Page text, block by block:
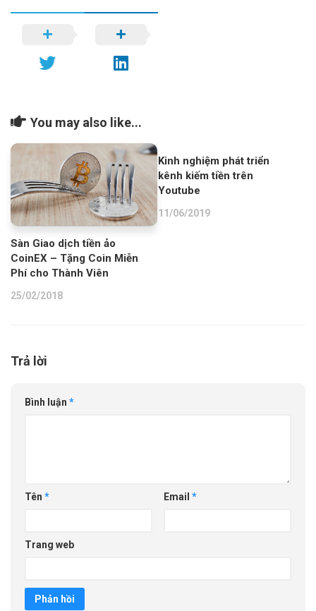
You may also like...
Sàn Giao dịch tiền ảo
CoinEX – Tặng Coin Miễn
Phí cho Thành Viên
25/02/2018
Kinh nghiệm phát triển
kênh kiếm tiền trên
Youtube
11/06/2019
Trả lời
Bình luận *
Tên * Email *
Trang web